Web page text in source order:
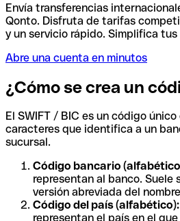
Envía transferencias
Qonto. Disfruta de tarifas
y un servicio rápido. Simplifica
Abre una cuenta en minutos
¿Cómo se crea un
El SWIFT / BIC es un código
caracteres que identifica a un
sucursal.
Código bancario
representan al banco. Suele
versión abreviada del
Código del país (alfabético):
representan el país en el